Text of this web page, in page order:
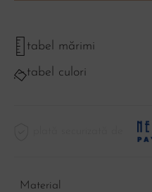
tabel mărimi
tabel culori
Material